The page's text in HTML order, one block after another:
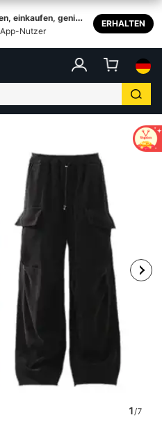
einkaufen, genieß
Nutzer
ERHALTEN
1/7